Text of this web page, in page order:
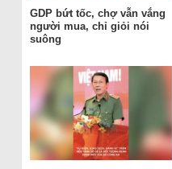
GDP bứt tốc, chợ vẫn vắng
người mua, chỉ giỏi nói
suông